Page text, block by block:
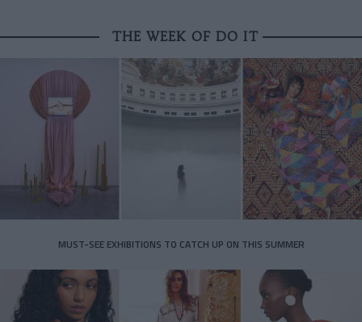
THE WEEK OF DO IT
MUST-SEE EXHIBITIONS TO CATCH UP ON THIS SUMMER